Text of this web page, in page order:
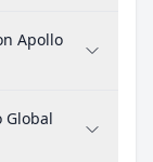
Apollo
Global